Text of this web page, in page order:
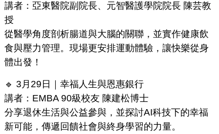
講者：亞東醫院副院長、元智醫護學院院長 陳芸教
授
從醫學角度剖析腸道與大腦的關聯，並實作健康飲
食與壓力管理。現場更安排運動體驗，讓快樂從身
體出發！
🔹 3月29日｜幸福人生與恩惠銀行
講者：EMBA 90級校友 陳建松博士
分享退休生活與公益參與，並探討AI科技下的幸福
新可能，傳遞回饋社會與終身學習的力量。